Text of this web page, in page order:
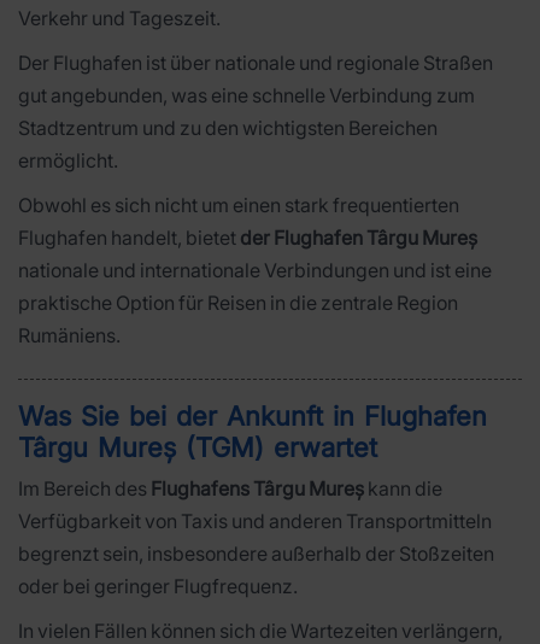
Verkehr und Tageszeit.
Der Flughafen ist über nationale und regionale Straßen
gut angebunden, was eine schnelle Verbindung zum
Stadtzentrum und zu den wichtigsten Bereichen
ermöglicht.
Obwohl es sich nicht um einen stark frequentierten
Flughafen handelt, bietet der Flughafen Târgu Mureș
nationale und internationale Verbindungen und ist eine
praktische Option für Reisen in die zentrale Region
Rumäniens.
Was Sie bei der Ankunft in Flughafen
Târgu Mureș (TGM) erwartet
Im Bereich des Flughafens Târgu Mureș kann die
Verfügbarkeit von Taxis und anderen Transportmitteln
begrenzt sein, insbesondere außerhalb der Stoßzeiten
oder bei geringer Flugfrequenz.
In vielen Fällen können sich die Wartezeiten verlängern,